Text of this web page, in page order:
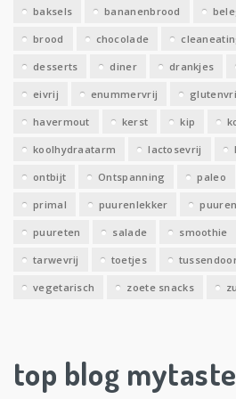
baksels bananenbrood
brood chocolade
desserts diner drankjes
eivrij enummervrij
havermout kerst kip
koolhydraatarm lactosevrij
ontbijt Ontspanning paleo
primal puurenlekker
puureten salade smoothie
tarwevrij toetjes
vegetarisch zoete snacks
top blog